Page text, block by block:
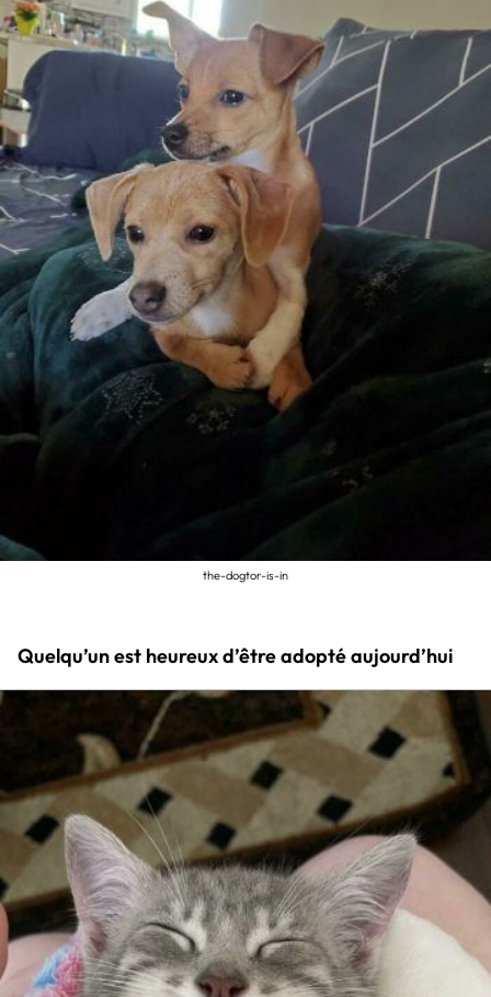
the-dogtor-is-in
Quelqu’un est heureux d’être adopté aujourd’hui